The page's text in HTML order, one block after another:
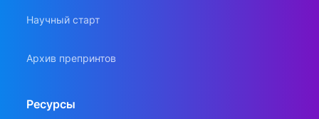
Научный старт
Архив препринтов
Ресурсы